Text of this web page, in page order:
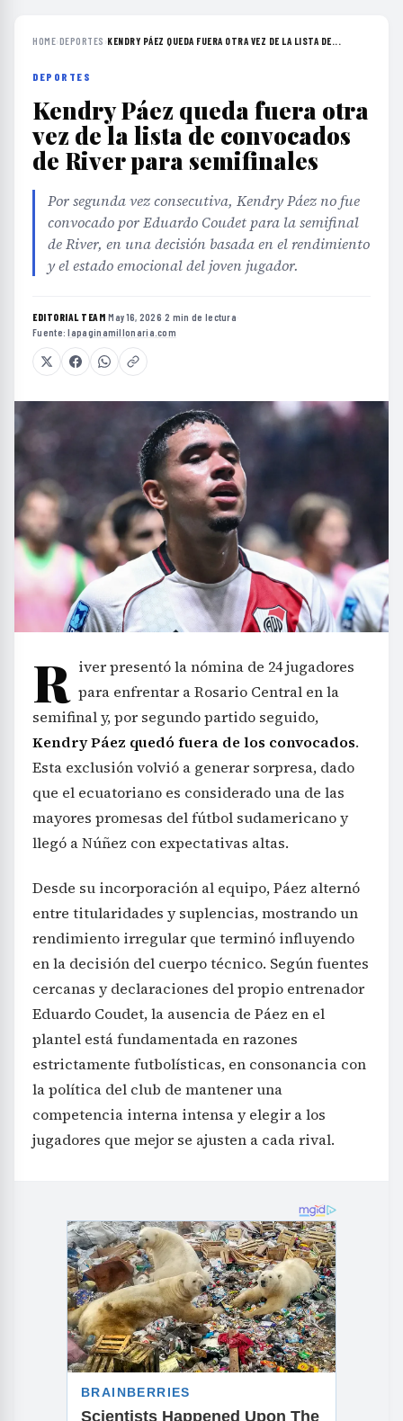
HOME›DEPORTES ›KENDRY PÁEZ QUEDA FUERA OTRA VEZ DE LA LISTA DE...
DEPORTES
Kendry Páez queda fuera otra
vez de la lista de convocados
de River para semifinales
Por segunda vez consecutiva, Kendry Páez no fue
convocado por Eduardo Coudet para la semifinal
de River, en una decisión basada en el rendimiento
y el estado emocional del joven jugador.
EDITORIAL TEAM·May 16, 2026·2 min de lectura·
Fuente:lapaginamillonaria.com
R iver presentó la nómina de 24 jugadores
para enfrentar a Rosario Central en la
semifinal y, por segundo partido seguido,
Kendry Páez quedó fuera de los convocados.
Esta exclusión volvió a generar sorpresa, dado
que el ecuatoriano es considerado una de las
mayores promesas del fútbol sudamericano y
llegó a Núñez con expectativas altas.
Desde su incorporación al equipo, Páez alternó
entre titularidades y suplencias, mostrando un
rendimiento irregular que terminó influyendo
en la decisión del cuerpo técnico. Según fuentes
cercanas y declaraciones del propio entrenador
Eduardo Coudet, la ausencia de Páez en el
plantel está fundamentada en razones
estrictamente futbolísticas, en consonancia con
la política del club de mantener una
competencia interna intensa y elegir a los
jugadores que mejor se ajusten a cada rival.